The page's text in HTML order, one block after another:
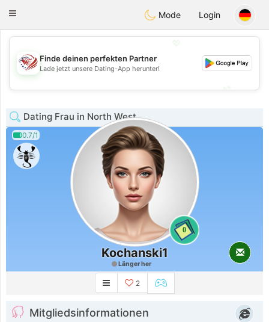
Dating
Toggle
Mode Login
💖
Finde deinen perfekten Partner
Lade jetzt unsere Dating-App herunter!
Dating Frau in North West
0.7/1
0
Kochanski1
Länger her
2
Mitgliedsinformationen